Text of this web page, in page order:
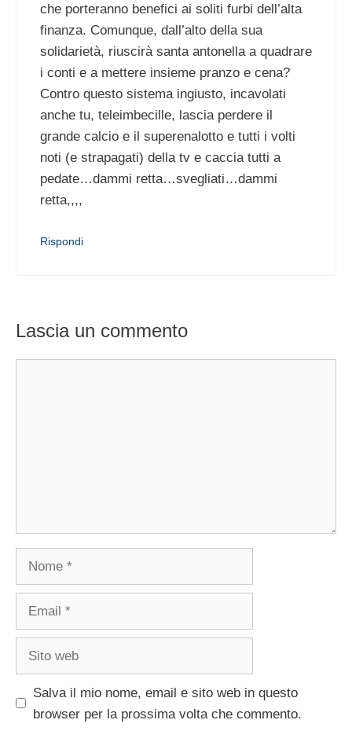
che porteranno benefici ai soliti furbi dell’alta
finanza. Comunque, dall’alto della sua
solidarietà, riuscirà santa antonella a quadrare
i conti e a mettere insieme pranzo e cena?
Contro questo sistema ingiusto, incavolati
anche tu, teleimbecille, lascia perdere il
grande calcio e il superenalotto e tutti i volti
noti (e strapagati) della tv e caccia tutti a
pedate…dammi retta…svegliati…dammi
retta,,,,
Rispondi
Lascia un commento
Salva il mio nome, email e sito web in questo
browser per la prossima volta che commento.